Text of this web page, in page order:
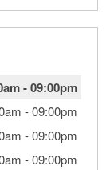
-09:00pm
-09:00pm
-09:00pm
-09:00pm